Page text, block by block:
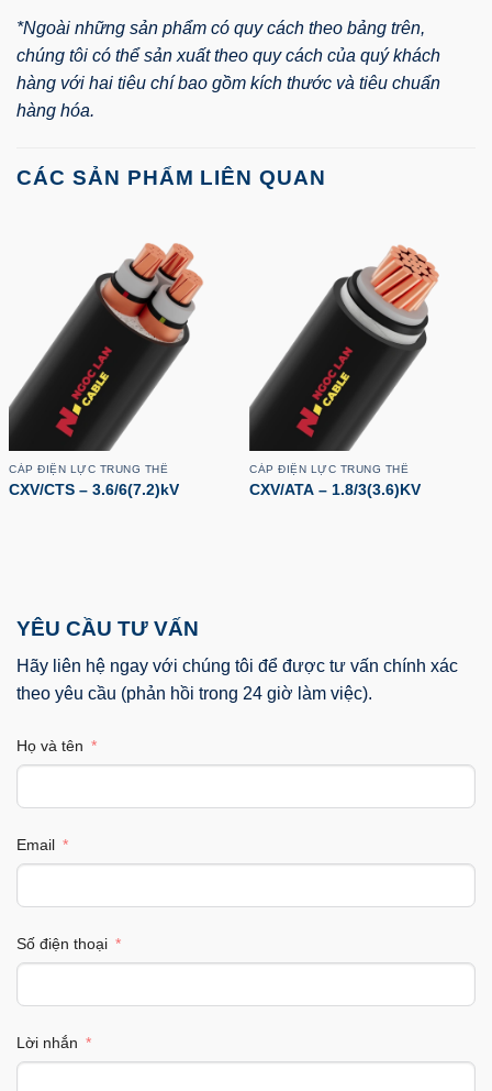
*Ngoài những sản phẩm có quy cách theo bảng trên,
chúng tôi có thể sản xuất theo quy cách của quý khách
hàng với hai tiêu chí bao gồm kích thước và tiêu chuẩn
hàng hóa.
CÁC SẢN PHẨM LIÊN QUAN
CÁP ĐIỆN LỰC TRUNG THẾ
CXV/CTS – 3.6/6(7.2)kV
CÁP ĐIỆN LỰC TRUNG THẾ
CXV/ATA – 1.8/3(3.6)KV
YÊU CẦU TƯ VẤN
Hãy liên hệ ngay với chúng tôi để được tư vấn chính xác
theo yêu cầu (phản hồi trong 24 giờ làm việc).
Họ và tên
Email
Số điện thoại
Lời nhắn